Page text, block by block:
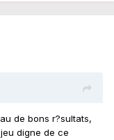
de bons r?sultats,
digne de ce